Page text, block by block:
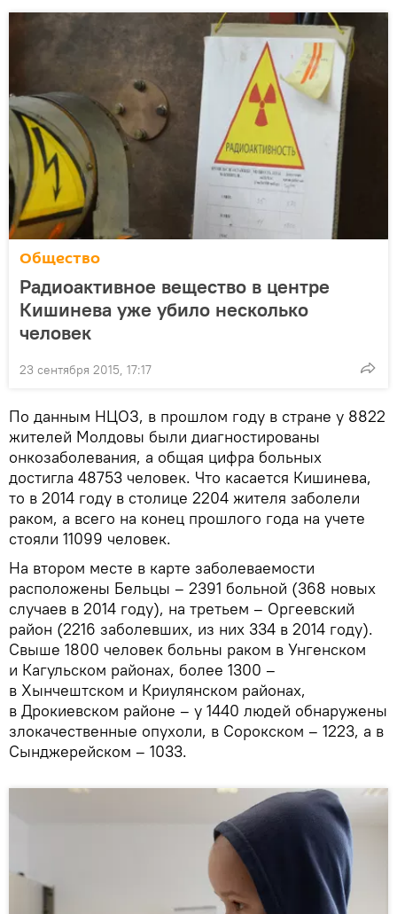
Общество
Радиоактивное вещество в центре
Кишинева уже убило несколько
человек
23 сентября 2015, 17:17
По данным НЦОЗ, в прошлом году в стране у 8822
жителей Молдовы были диагностированы
онкозаболевания, а общая цифра больных
достигла 48753 человек. Что касается Кишинева,
то в 2014 году в столице 2204 жителя заболели
раком, а всего на конец прошлого года на учете
стояли 11099 человек.
На втором месте в карте заболеваемости
расположены Бельцы – 2391 больной (368 новых
случаев в 2014 году), на третьем – Оргеевский
район (2216 заболевших, из них 334 в 2014 году).
Свыше 1800 человек больны раком в Унгенском
и Кагульском районах, более 1300 –
в Хынчештском и Криулянском районах,
в Дрокиевском районе – у 1440 людей обнаружены
злокачественные опухоли, в Сорокском – 1223, а в
Сынджерейском – 1033.